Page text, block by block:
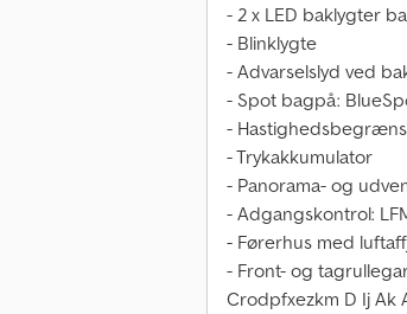
- 2 x LED baklygter
- Blinklygte
- Advarselslyd ved
- Spot bagpå:
-
- Trykakkumulator
- Panorama- og
- Adgangskontrol:
- Førerhus med
- Front- og
Crodpfxezkm D Ij Ak